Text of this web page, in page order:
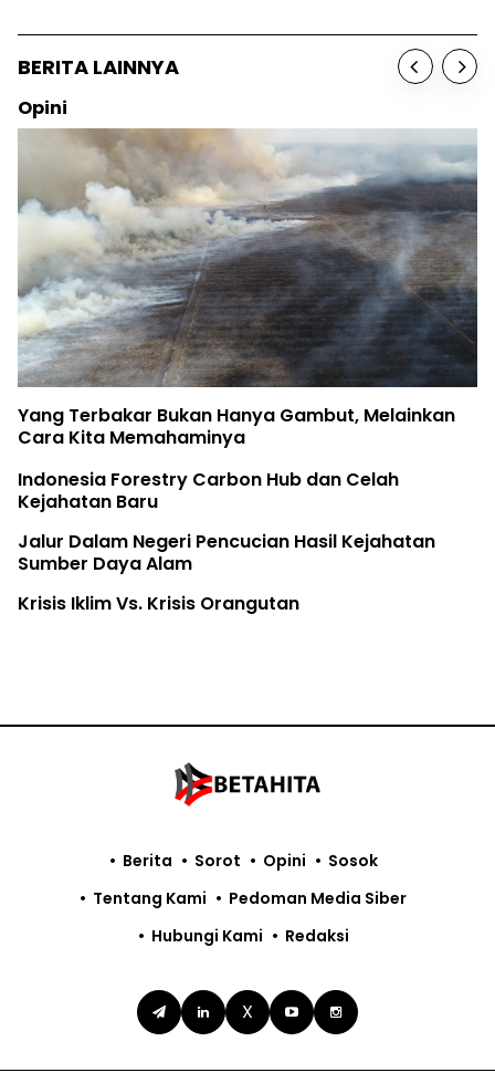
BERITA LAINNYA
Opini
Yang Terbakar Bukan Hanya Gambut, Melainkan
Cara Kita Memahaminya
Indonesia Forestry Carbon Hub dan Celah
Kejahatan Baru
Jalur Dalam Negeri Pencucian Hasil Kejahatan
Sumber Daya Alam
Krisis Iklim Vs. Krisis Orangutan
X
Berita Sorot Opini
Sosok
Tentang Kami
Pedoman Media Siber
Hubungi Kami
Redaksi